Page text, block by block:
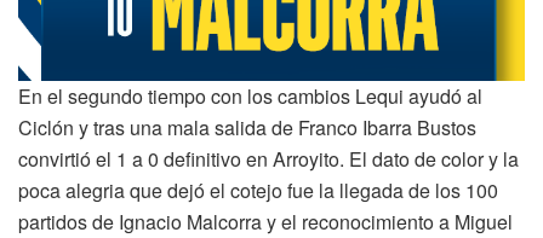
En el segundo tiempo con los cambios Lequi ayudó al
Ciclón y tras una mala salida de Franco Ibarra Bustos
convirtió el 1 a 0 definitivo en Arroyito. El dato de color y la
poca alegria que dejó el cotejo fue la llegada de los 100
partidos de Ignacio Malcorra y el reconocimiento a Miguel